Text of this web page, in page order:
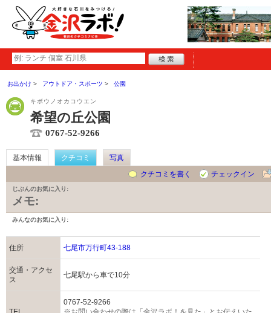
お出かけ アウトドア・スポーツ 公園
キボウノオカコウエン
希望の丘公園
0767-52-9266
基本情報 クチコミ
写真
クチコミを書く
チェックイン
じぶんのお気に入り:
メモ:
みんなのお気に入り:
住所 七尾市万行町43-188
交通・アクセ
ス
七尾駅から車で10分
0767-52-9266